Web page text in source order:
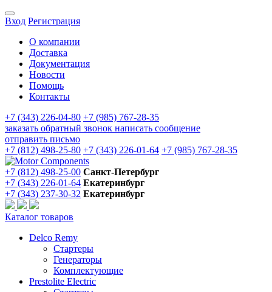
Вход Регистрация
О компании
Доставка
Документация
Новости
Помощь
Контакты
+7 (343) 226-04-80 +7 (985) 767-28-35
заказать обратный звонок написать сообщение
отправить письмо
+7 (812) 498-25-80 +7 (343) 226-01-64 +7 (985) 767-28-35
+7 (812) 498-25-00 Санкт-Петербург
+7 (343) 226-01-64 Екатеринбург
+7 (343) 237-30-32 Екатеринбург
Каталог товаров
Delco Remy
Стартеры
Генераторы
Комплектующие
Prestolite Electric